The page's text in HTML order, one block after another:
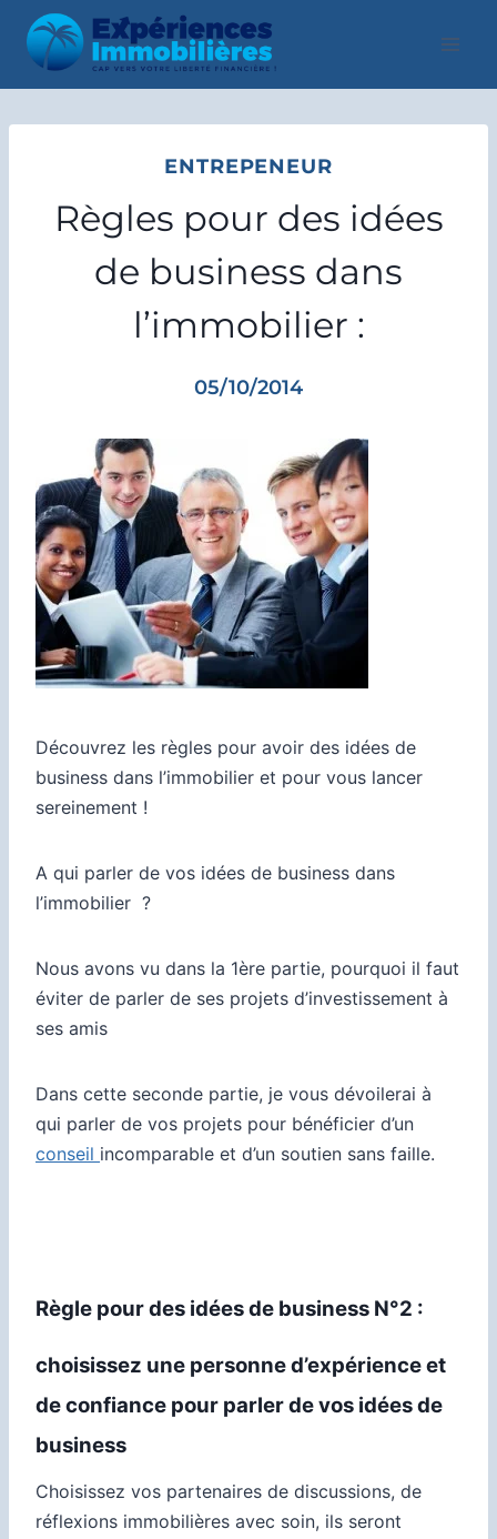
Aller
contenu
ENTREPENEUR
Règles pour des idées
de business dans
l’immobilier :
05/10/2014
Découvrez les règles pour avoir des idées de
business dans l’immobilier et pour vous lancer
sereinement !
A qui parler de vos idées de business dans
l’immobilier ?
Nous avons vu dans la 1ère partie, pourquoi il faut
éviter de parler de ses projets d’investissement à
ses amis
Dans cette seconde partie, je vous dévoilerai à
qui parler de vos projets pour bénéficier d’un
conseil incomparable et d’un soutien sans faille.
Règle pour des idées de business N°2 :
choisissez une personne d’expérience et
de confiance pour parler de vos idées de
business
Choisissez vos partenaires de discussions, de
réflexions immobilières avec soin, ils seront